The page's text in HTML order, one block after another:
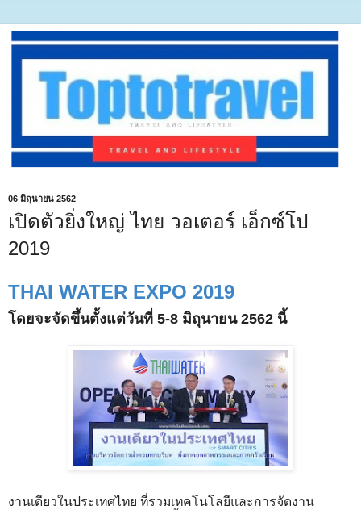
06 มิถุนายน 2562
เปิดตัวยิ่งใหญ่ ไทย วอเตอร์ เอ็กซ์โป
2019
THAI WATER EXPO 2019
โดยจะจัดขึ้นตั้งแต่วันที่ 5-8 มิถุนายน 2562 นี้
งานเดียวในประเทศไทย ที่รวมเทคโนโลยีและการจัดงาน